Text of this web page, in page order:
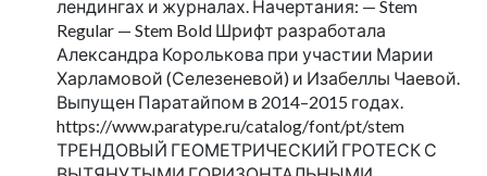
лендингах и журналах. Начертания: — Stem
Regular — Stem Bold Шрифт разработала
Александра Королькова при участии Марии
Харламовой (Селезеневой) и Изабеллы Чаевой.
Выпущен Паратайпом в 2014–2015 годах.
https://www.paratype.ru/catalog/font/pt/stem
ТРЕНДОВЫЙ ГЕОМЕТРИЧЕСКИЙ ГРОТЕСК С